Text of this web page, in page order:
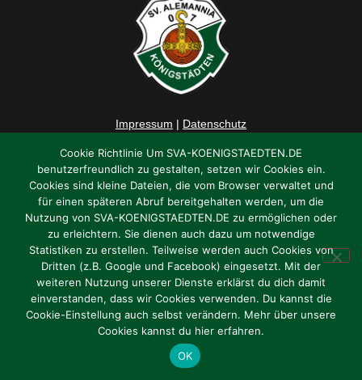
Impressum | Datenschutz
Cookie Richtlinie Um SVA-KOENIGSTAEDTEN.DE
benutzerfreundlich zu gestalten, setzen wir Cookies ein.
Cookies sind kleine Dateien, die vom Browser verwaltet und
für einen späteren Abruf bereitgehalten werden, um die
Nutzung von SVA-KOENIGSTAEDTEN.DE zu ermöglichen oder
zu erleichtern. Sie dienen auch dazu um notwendige
Statistiken zu erstellen. Teilweise werden auch Cookies von
Dritten (z.B. Google und Facebook) eingesetzt. Mit der
weiteren Nutzung unserer Dienste erklärst du dich damit
einverstanden, dass wir Cookies verwenden. Du kannst die
Cookie-Einstellung auch selbst verändern. Mehr über unsere
Cookies kannst du hier erfahren.
OK